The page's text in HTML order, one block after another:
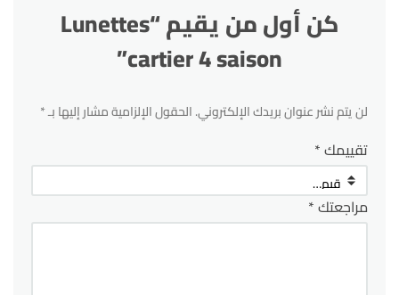
كن أول من يقيم “Lunettes
cartier 4 saison”
لن يتم نشر عنوان بريدك الإلكتروني.الحقول الإلزامية مشار إليها بـ*
تقييمك*
مراجعتك*